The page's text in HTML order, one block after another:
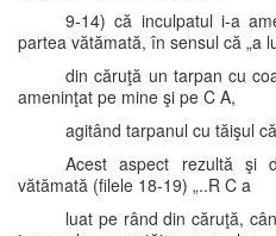
9-14) că inculpatul i-a
partea vătămată, în sensul că „a
din căruţă un tarpan cu
ameninţat pe mine şi pe C A,
agitând tarpanul cu tăişul
Acest aspect rezultă şi
vătămată (filele 18-19) „..R C a
luat pe rând din căruţă,